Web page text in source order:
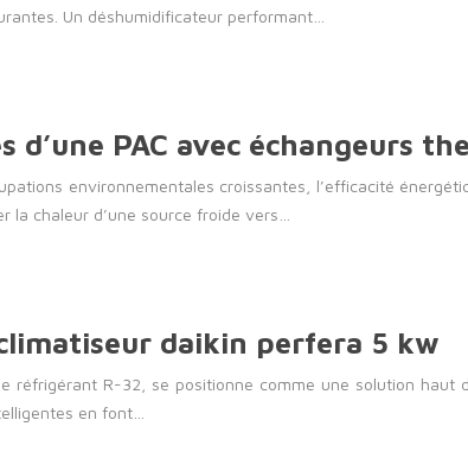
Un déshumidificateur performant…
PAC avec échangeurs
environnementales croissantes, l’efficacité
la chaleur d’une source froide vers…
daikin perfera 5 kw
réfrigérant R-32, se positionne comme une solution
en font…